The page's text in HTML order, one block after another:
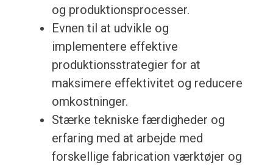
og produktionsprocesser.
Evnen til at udvikle og
implementere effektive
produktionsstrategier for at
maksimere effektivitet og reducere
omkostninger.
Stærke tekniske færdigheder og
erfaring med at arbejde med
forskellige fabrication værktøjer og